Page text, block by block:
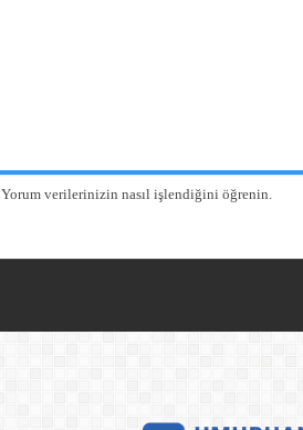
Yorum verilerinizin nasıl işlendiğini öğrenin.